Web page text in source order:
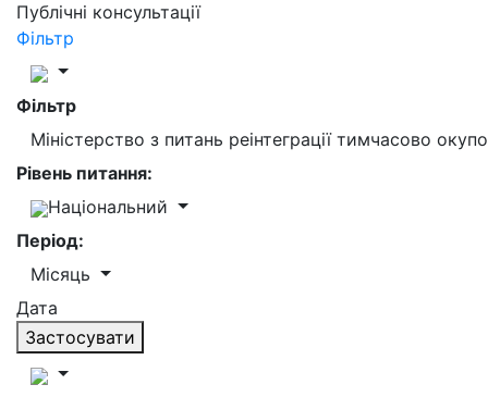
Публічні консультації
Фільтр
Фільтр
Міністерство з питань реінтеграції тимчасово
Рівень питання:
Національний
Період:
Місяць
Дата
Застосувати